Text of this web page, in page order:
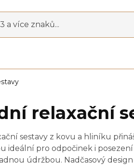
a více znaků...
relaxační
sestavy z kovu a hliníku
ideální pro odpočinek i
údržbou. Nadčasový